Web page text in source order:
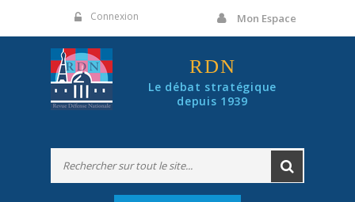
Connexion Mon Espace
RDN
Le débat stratégique
depuis 1939